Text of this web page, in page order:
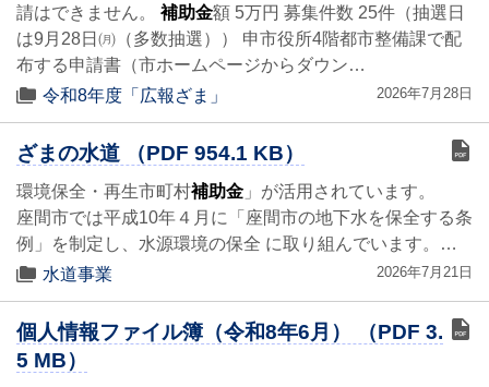
請はできません。 補助金額 5万円 募集件数 25件（抽選日
は9月28日㈪（多数抽選）） 申市役所4階都市整備課で配
布する申請書（市ホームページからダウン…
令和8年度「広報ざま」
2026年7月28日
ざまの水道 （PDF 954.1 KB）
環境保全・再生市町村補助金 」が活用されています。
座間市では平成10年４月に「座間市の地下水を保全する条
例」を制定し、水源環境の保全 に取り組んでいます。…
水道事業
2026年7月21日
個人情報ファイル簿（令和8年6月） （PDF 3.
5 MB）